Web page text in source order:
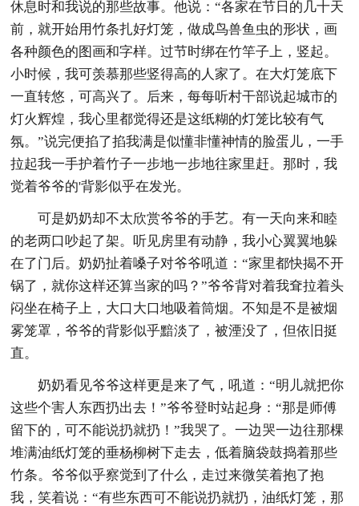
休息时和我说的那些故事。他说：“各家在节日的几十天
前，就开始用竹条扎好灯笼，做成鸟兽鱼虫的形状，画
各种颜色的图画和字样。过节时绑在竹竿子上，竖起。
小时候，我可羡慕那些竖得高的人家了。在大灯笼底下
一直转悠，可高兴了。后来，每每听村干部说起城市的
灯火辉煌，我心里都觉得还是这纸糊的灯笼比较有气
氛。”说完便掐了掐我满是似懂非懂神情的脸蛋儿，一手
拉起我一手护着竹子一步地一步地往家里赶。那时，我
觉着爷爷的'背影似乎在发光。
可是奶奶却不太欣赏爷爷的手艺。有一天向来和睦
的老两口吵起了架。听见房里有动静，我小心翼翼地躲
在了门后。奶奶扯着嗓子对爷爷吼道：“家里都快揭不开
锅了，就你这样还算当家的吗？”爷爷背对着我耷拉着头
闷坐在椅子上，大口大口地吸着筒烟。不知是不是被烟
雾笼罩，爷爷的背影似乎黯淡了，被湮没了，但依旧挺
直。
奶奶看见爷爷这样更是来了气，吼道：“明儿就把你
这些个害人东西扔出去！”爷爷登时站起身：“那是师傅
留下的，可不能说扔就扔！”我哭了。一边哭一边往那棵
堆满油纸灯笼的垂杨柳树下走去，低着脑袋鼓捣着那些
竹条。爷爷似乎察觉到了什么，走过来微笑着抱了抱
我，笑着说：“有些东西可不能说扔就扔，油纸灯笼，那